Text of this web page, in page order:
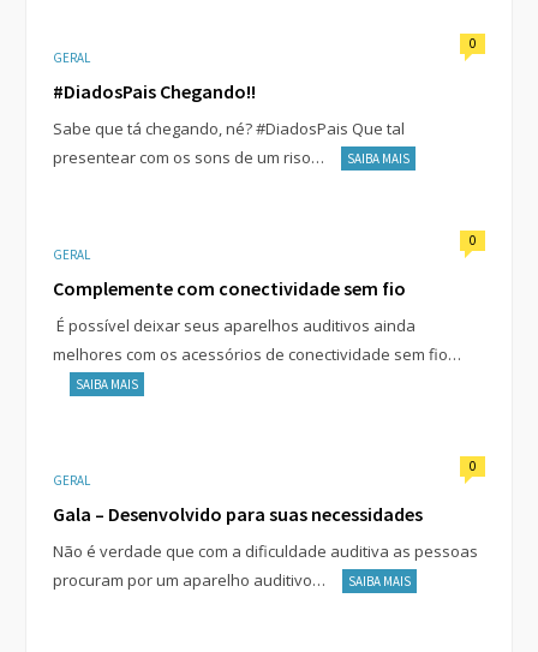
GERAL
0
#DiadosPais Chegando!!
Sabe que tá chegando, né? #DiadosPais Que tal
presentear com os sons de um riso…
SAIBA MAIS
GERAL
0
Complemente com conectividade sem fio
É possível deixar seus aparelhos auditivos ainda
melhores com os acessórios de conectividade sem fio…
SAIBA MAIS
GERAL
0
Gala – Desenvolvido para suas necessidades
Não é verdade que com a dificuldade auditiva as pessoas
procuram por um aparelho auditivo…
SAIBA MAIS